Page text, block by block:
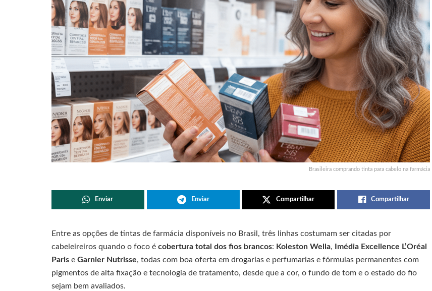
Brasileira comprando tinta para cabelo na farmácia
Enviar Enviar Compartilhar Compartilhar
Entre as opções de tintas de farmácia disponíveis no Brasil, três linhas costumam ser citadas por
cabeleireiros quando o foco é cobertura total dos fios brancos: Koleston Wella,
Imédia Excellence L’Oréal
Paris e Garnier Nutrisse, todas com boa oferta em drogarias e perfumarias e fórmulas permanentes com
pigmentos de alta fixação e tecnologia de tratamento, desde que a cor, o fundo de tom e o estado do fio
sejam bem avaliados.